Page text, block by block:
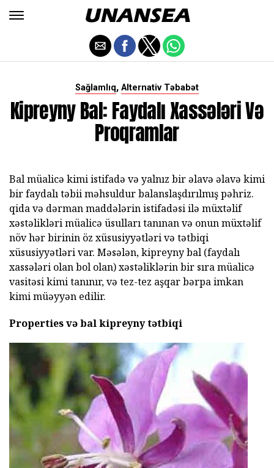
Sağlamlıq, Alternativ Təbabət
Kipreyny Bal: Faydalı Xassələri Və
Proqramlar
Bal müalicə kimi istifadə və yalnız bir əlavə əlavə kimi
bir faydalı təbii məhsuldur balanslaşdırılmış pəhriz.
qida və dərman maddələrin istifadəsi ilə müxtəlif
xəstəlikləri müalicə üsulları tanınan və onun müxtəlif
növ hər birinin öz xüsusiyyətləri və tətbiqi
xüsusiyyətləri var. Məsələn, kipreyny bal (faydalı
xassələri olan bol olan) xəstəliklərin bir sıra müalicə
vasitəsi kimi tanınır, və tez-tez aşqar bərpa imkan
kimi müəyyən edilir.
Properties və bal kipreyny tətbiqi